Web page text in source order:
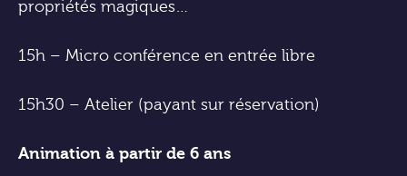
propriétés magiques…
15h – Micro conférence en entrée libre
15h30 – Atelier (payant sur réservation)
Animation à partir de 6 ans